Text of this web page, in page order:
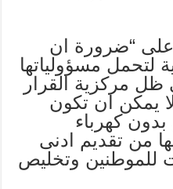
على “ضرورة ان
لتحمل مسؤولياتها
ظل مركزية القرار
يمكن ان تكون
كهرباء
من تقديم ادنى
للموطنين وتخليص